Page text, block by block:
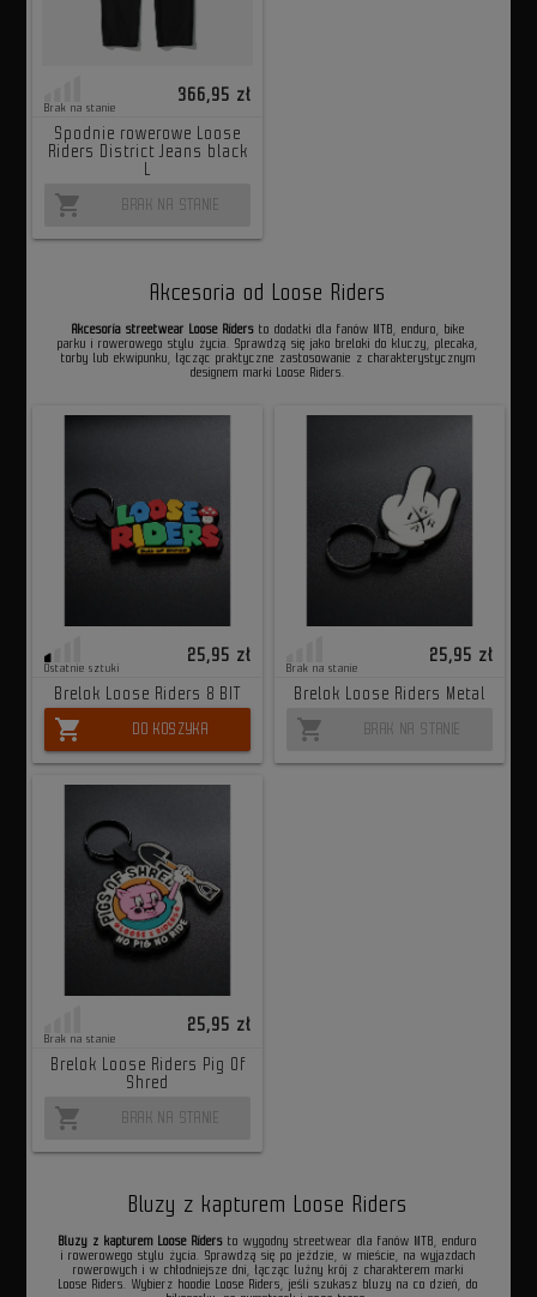
Brak na stanie
366,95 zł
Spodnie rowerowe Loose
Riders District Jeans black
L
shopping_cart BRAK NA STANIE
Akcesoria od Loose Riders
Akcesoria streetwear Loose Ridersto dodatki dla fanów MTB, enduro, bike
parku i rowerowego stylu życia. Sprawdzą się jako breloki do kluczy, plecaka,
torby lub ekwipunku, łącząc praktyczne zastosowanie z charakterystycznym
designem marki Loose Riders.
Ostatnie sztuki
25,95 zł
Brelok Loose Riders 8 BIT
shopping_cart DO KOSZYKA
Brak na stanie
25,95 zł
Brelok Loose Riders Metal
shopping_cart BRAK NA STANIE
Brak na stanie
25,95 zł
Brelok Loose Riders Pig Of
Shred
shopping_cart BRAK NA STANIE
Bluzy z kapturem Loose Riders
Bluzy z kapturem Loose Riders to wygodny streetwear dla fanów MTB, enduro
i rowerowego stylu życia. Sprawdzą się po jeździe, w mieście, na wyjazdach
rowerowych i w chłodniejsze dni, łącząc luźny krój z charakterem marki
Loose Riders. Wybierz hoodie Loose Riders, jeśli szukasz bluzy na co dzień, do